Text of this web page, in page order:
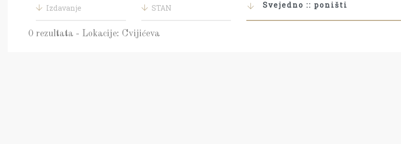
Izdavanje
STAN
Svejedno :: poništi
0 rezultata - Lokacije: Cvijićeva